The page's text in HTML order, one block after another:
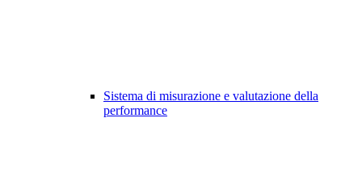
Sistema di misurazione e valutazione della
performance